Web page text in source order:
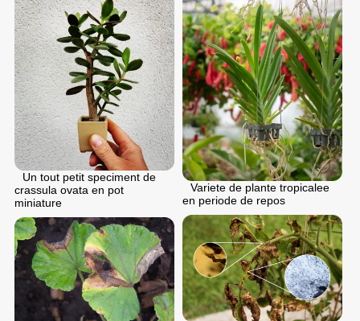
Un tout petit speciment de
crassula ovata en pot
miniature
Variete de plante tropicalee
en periode de repos